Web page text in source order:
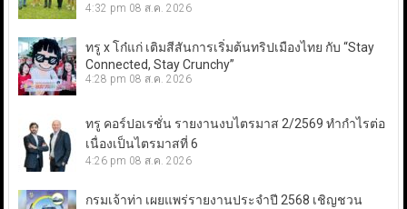
4:32 pm 08 ส.ค. 2026
ทรู x โก๋แก่ เติมสีสันการเริ่มต้นทริปเมืองไทย กับ “Stay
Connected, Stay Crunchy”
4:28 pm 08 ส.ค. 2026
ทรู คอร์ปอเรชั่น รายงานงบไตรมาส 2/2569 ทำกำไรต่อ
เนื่องเป็นไตรมาสที่ 6
4:26 pm 08 ส.ค. 2026
กรมเจ้าท่า เผยแพร่รายงานประจำปี 2568 เชิญชวน